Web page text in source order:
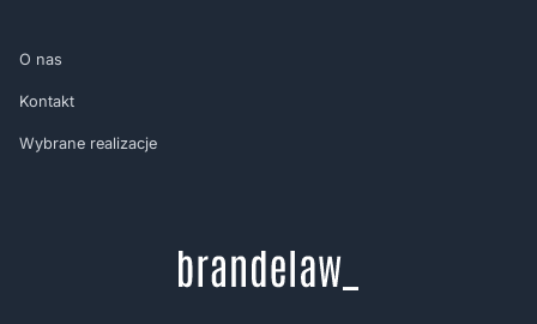
O nas
Kontakt
Wybrane realizacje